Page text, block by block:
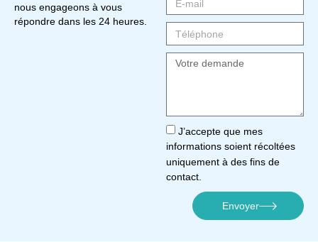
nous engageons à vous
répondre dans les 24 heures.
J’accepte que mes
informations soient récoltées
uniquement à des fins de
contact.
Envoyer